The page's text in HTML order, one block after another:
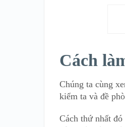
Cách
Chúng ta cùng
kiểm ta và đề
Cách thứ nhất